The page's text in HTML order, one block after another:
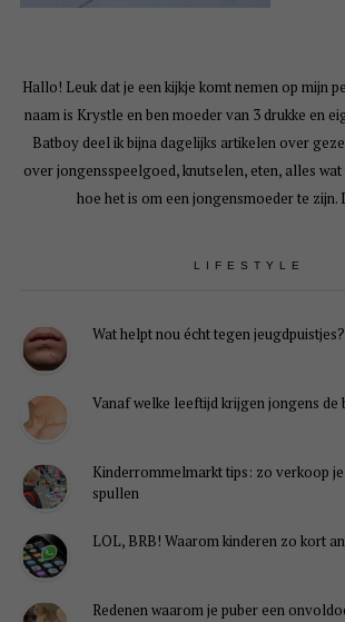
Hallo! Leuk dat je een kijkje komt nemen op mijn
naam is Krystle en ben moeder van 3 drukke en
Batboy deel ik bijna dagelijks artikelen over
over jongensspeelgoed, knutselen, eten, alles
hoe het is om een jongensmoeder te zijn.
LIFESTYLE
Wat helpt nou écht tegen jeugdpuistjes?
Vanaf welke leeftijd krijgen jongens de
Kinderrommelmarkt tips: zo verkoop
spullen
LOL, BRB! Waarom kinderen zo kort
Redenen waarom je puber een